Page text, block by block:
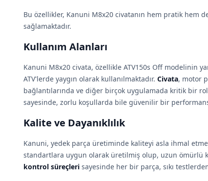
Bu özellikler, Kanuni M8x20 civatanın hem pratik hem
sağlamaktadır.
Kullanım Alanları
Kanuni M8x20 civata, özellikle ATV150s Off modelinin
ATV'lerde yaygın olarak kullanılmaktadır. Civata, motor
bağlantılarında ve diğer birçok uygulamada kritik bir rol
sayesinde, zorlu koşullarda bile güvenilir bir
Kalite ve Dayanıklılık
Kanuni, yedek parça üretiminde kaliteyi asla ihmal
standartlara uygun olarak üretilmiş olup, uzun ömürlü
kontrol süreçleri sayesinde her bir parça, sıkı